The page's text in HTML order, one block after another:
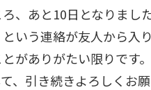
、あと10日となりまし
いう連絡が友人から入
がありがたい限りです
、引き続きよろしくお